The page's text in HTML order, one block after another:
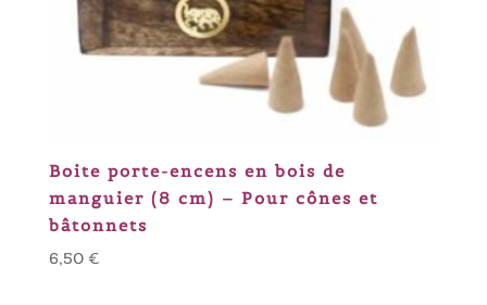
Boite porte-encens en bois de
manguier (8 cm) – Pour cônes et
bâtonnets
6,50 €